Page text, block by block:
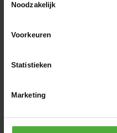
Noodzakelijk
Voorkeuren
Statistieken
Marketing
DIMENSIONS ET DÉTAILS